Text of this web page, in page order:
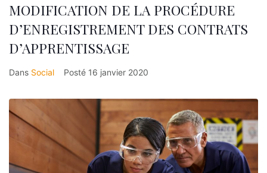
MODIFICATION DE LA PROCÉDURE
D’ENREGISTREMENT DES CONTRATS
D’APPRENTISSAGE
Dans Social Posté 16 janvier 2020